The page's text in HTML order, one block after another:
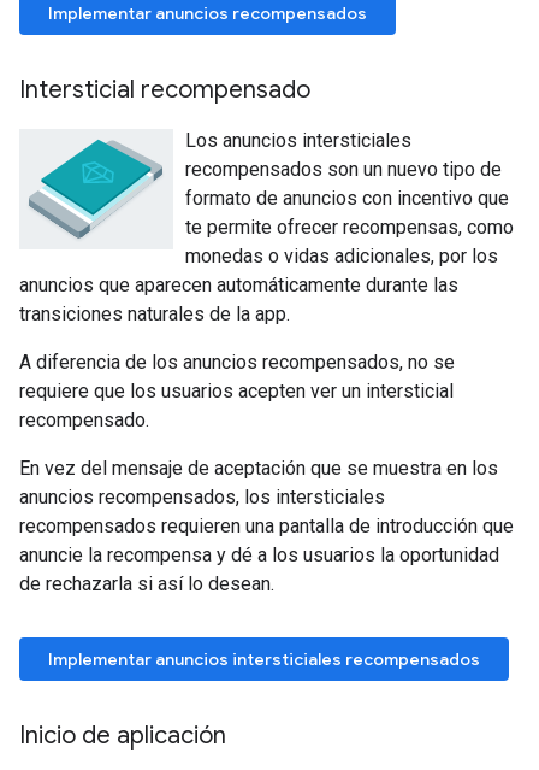
Implementar anuncios recompensados
Intersticial recompensado
Los anuncios intersticiales
recompensados son un nuevo tipo de
formato de anuncios con incentivo que
te permite ofrecer recompensas, como
monedas o vidas adicionales, por los
anuncios que aparecen automáticamente durante las
transiciones naturales de la app.
A diferencia de los anuncios recompensados, no se
requiere que los usuarios acepten ver un intersticial
recompensado.
En vez del mensaje de aceptación que se muestra en los
anuncios recompensados, los intersticiales
recompensados requieren una pantalla de introducción que
anuncie la recompensa y dé a los usuarios la oportunidad
de rechazarla si así lo desean.
Implementar anuncios intersticiales recompensados
Inicio de aplicación